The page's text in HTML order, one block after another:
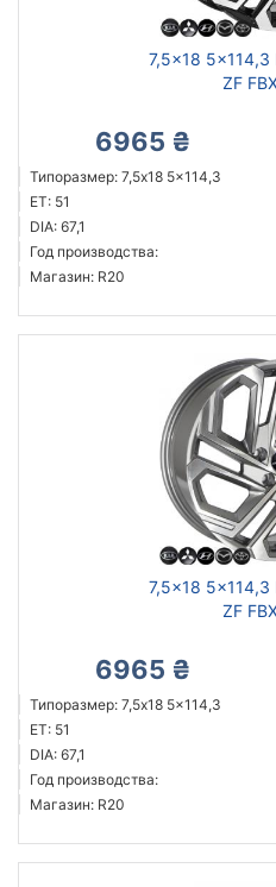
7,5x18 5x114,3
ZF
6965 ₴
Типоразмер: 7,5x18 5x114,3
ET: 51
DIA: 67,1
Год производства:
Магазин: R20
7,5x18 5x114,3
ZF
6965 ₴
Типоразмер: 7,5x18 5x114,3
ET: 51
DIA: 67,1
Год производства:
Магазин: R20